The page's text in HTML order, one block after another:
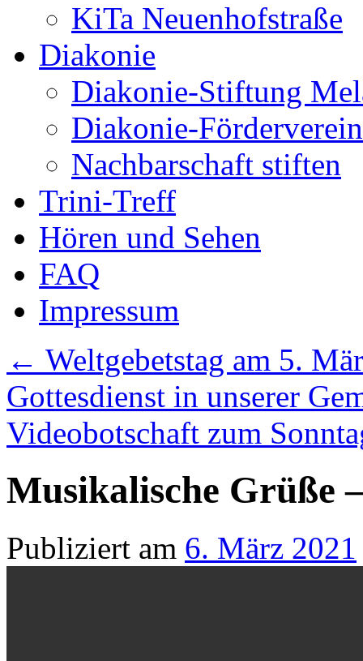
KiTa Neuenhofstraße
Diakonie
Diakonie-Stiftung
Diakonie-
Nachbarschaft stiften
Trini-Treff
Hören und Sehen
FAQ
Impressum
← Weltgebetstag am 5.
Gottesdienst in unserer
Videobotschaft zum
Musikalische Grüße
Publiziert am 6. März 2021